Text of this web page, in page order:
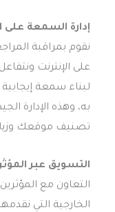
إدارة السمعة على
نقوم بمراقبة
على الإنترنت
لبناء سمعة
به، وهذه الإدارة
تصنيف موقعك
التسويق عبر
التعاون مع
الخارجية التي